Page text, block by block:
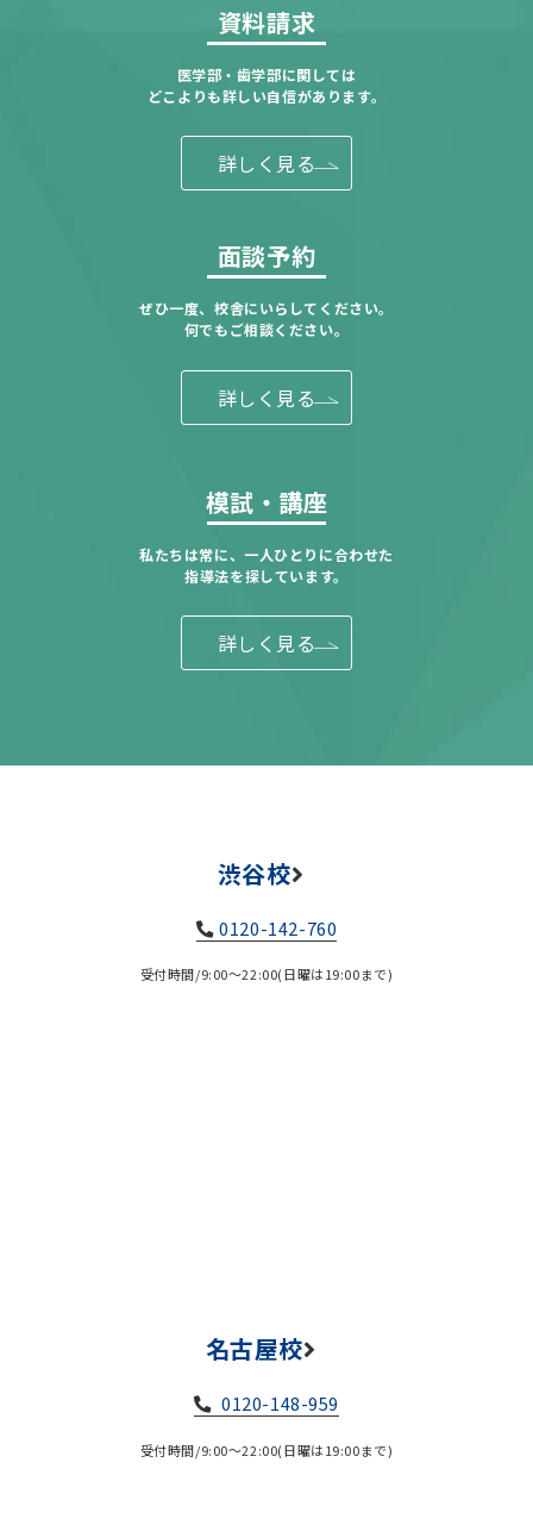
資料請求
医学部・歯学部に関しては
どこよりも詳しい自信があります。
詳しく見る
面談予約
ぜひ一度、校舎にいらしてください。
何でもご相談ください。
詳しく見る
模試・講座
私たちは常に、一人ひとりに合わせた
指導法を探しています。
詳しく見る
渋谷校
0120-142-760
受付時間/9:00～22:00(日曜は19:00まで)
名古屋校
0120-148-959
受付時間/9:00～22:00(日曜は19:00まで)